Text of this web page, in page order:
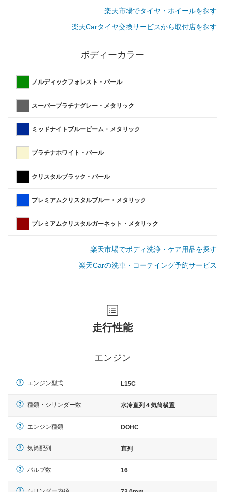
楽天市場でタイヤ・ホイールを探す
楽天Carタイヤ交換サービスから取付店を探す
ボディーカラー
ノルディックフォレスト・パール
スーパープラチナグレー・メタリック
ミッドナイトブルービーム・メタリック
プラチナホワイト・パール
クリスタルブラック・パール
プレミアムクリスタルブルー・メタリック
プレミアムクリスタルガーネット・メタリック
楽天市場でボディ洗浄・ケア用品を探す
楽天Carの洗車・コーテイング予約サービス
走行性能
エンジン
エンジン型式 L15C
種類・シリンダー数 水冷直列４気筒横置
エンジン種類 DOHC
気筒配列 直列
バルブ数 16